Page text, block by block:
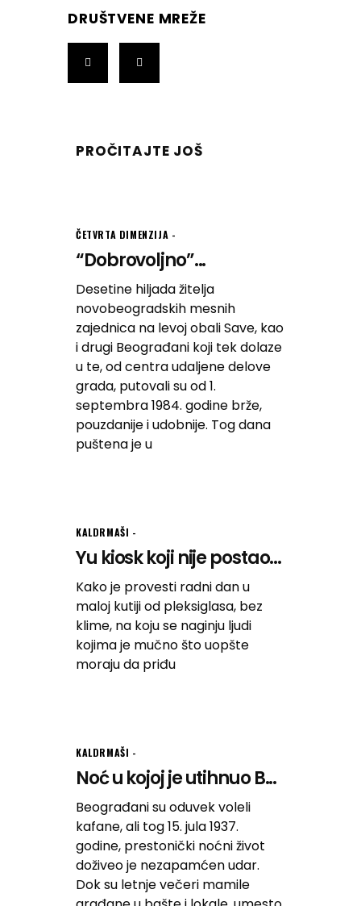
DRUŠTVENE MREŽE
PROČITAJTE JOŠ
ČETVRTA DIMENZIJA
“Dobrovoljno”...
Desetine hiljada žitelja
novobeogradskih mesnih
zajednica na levoj obali Save, kao
i drugi Beograđani koji tek dolaze
u te, od centra udaljene delove
grada, putovali su od 1.
septembra 1984. godine brže,
pouzdanije i udobnije. Tog dana
puštena je u
KALDRMAŠI
Yu kiosk koji nije postao...
Kako je provesti radni dan u
maloj kutiji od pleksiglasa, bez
klime, na koju se naginju ljudi
kojima je mučno što uopšte
moraju da priđu
KALDRMAŠI
Noć u kojoj je utihnuo B...
Beograđani su oduvek voleli
kafane, ali tog 15. jula 1937.
godine, prestonički noćni život
doživeo je nezapamćen udar.
Dok su letnje večeri mamile